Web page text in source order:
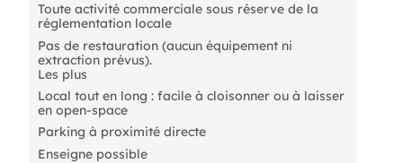
Toute activité commerciale sous réserve de la
réglementation locale
Pas de restauration (aucun équipement ni
extraction prévus).
Les plus
Local tout en long : facile à cloisonner ou à laisser
en open-space
Parking à proximité directe
Enseigne possible